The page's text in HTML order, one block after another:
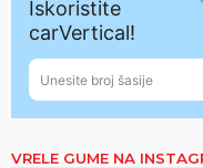
VRELE GUME NA